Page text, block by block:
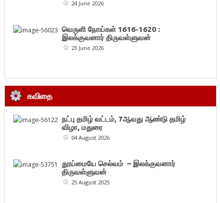
24 June 2026
வெருளி நோய்கள் 1616-1620 :
இலக்குவனார் திருவள்ளுவன்
23 June 2026
கவிதை
நட்பு தமிழ் வட்டம், 7ஆவது ஆண்டு தமிழ்
விழா, மதுரை
04 August 2026
தூய்மையே செல்வம் – இலக்குவனார்
திருவள்ளுவன்
25 August 2025